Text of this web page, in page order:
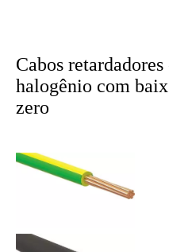
Cabos retardadores
halogênio com
zero